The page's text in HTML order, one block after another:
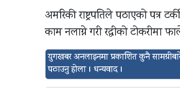
अमरिकी राष्ट्रपतिले पठाएको पत्र
काम नलाग्ने गरी रद्धीको
युगखबर अनलाइनमा प्रकाशित कुनै
पठाउनु होला । धन्यवाद ।